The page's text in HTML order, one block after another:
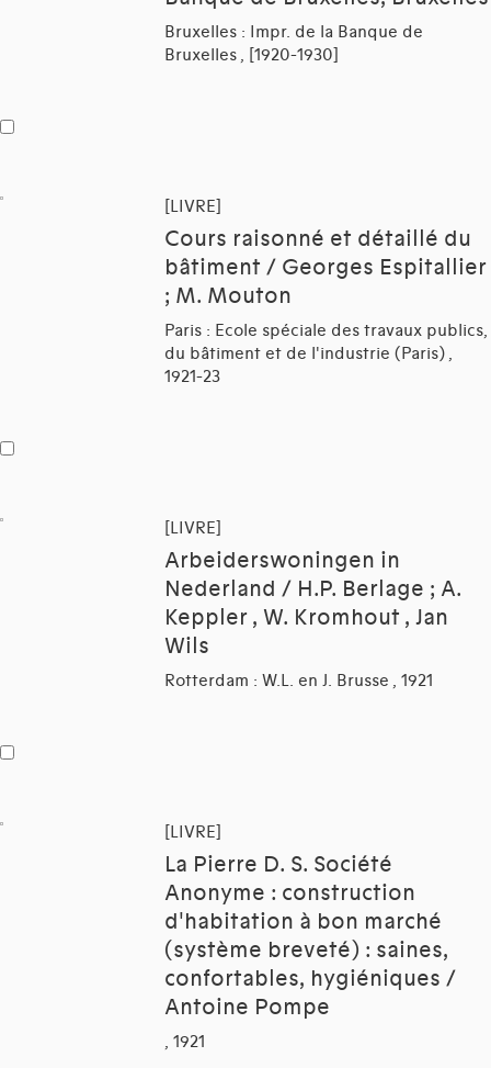
Bruxelles : Impr. de la Banque de
Bruxelles , [1920-1930]
[LIVRE]
Cours raisonné et détaillé du
bâtiment / Georges Espitallier
; M. Mouton
Paris : Ecole spéciale des travaux publics,
du bâtiment et de l'industrie (Paris) ,
1921-23
[LIVRE]
Arbeiderswoningen in
Nederland / H.P. Berlage ; A.
Keppler , W. Kromhout , Jan
Wils
Rotterdam : W.L. en J. Brusse , 1921
[LIVRE]
La Pierre D. S. Société
Anonyme : construction
d'habitation à bon marché
(système breveté) : saines,
confortables, hygiéniques /
Antoine Pompe
, 1921